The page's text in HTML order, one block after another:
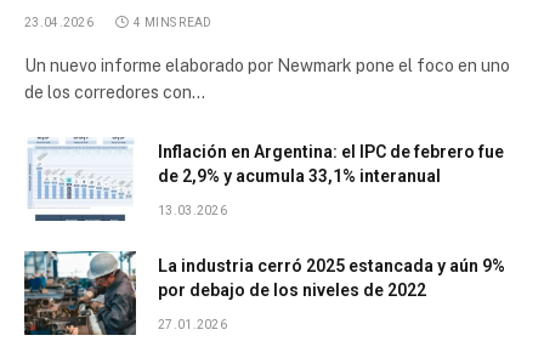
23.04.2026 4 MINS READ
Un nuevo informe elaborado por Newmark pone el foco en uno
de los corredores con…
Inflación en Argentina: el IPC de febrero fue
de 2,9% y acumula 33,1% interanual
13.03.2026
La industria cerró 2025 estancada y aún 9%
por debajo de los niveles de 2022
27.01.2026